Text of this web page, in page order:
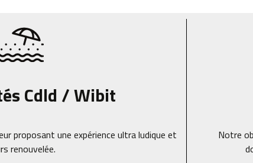
Cdld / Wibit
proposant une expérience ultra ludique et
renouvelée.
Notre